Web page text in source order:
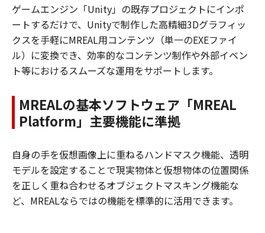
ゲームエンジン「Unity」の既存プロジェクトにインポ
ートするだけで、Unityで制作した高精細3Dグラフィッ
クスを手軽にMREAL用コンテンツ（単一のEXEファイ
ル）に変換でき、効率的なコンテンツ制作や外部イベン
ト等におけるスムーズな運用をサポートします。
MREALの基本ソフトウェア「MREAL
Platform」主要機能に準拠
自身の手を仮想画像上に重ねるハンドマスク機能、透明
モデルを設定することで現実物体と仮想物体の位置関係
を正しく重ね合わせるオブジェクトマスキング機能な
ど、MREALならではの機能を標準的に活用できます。